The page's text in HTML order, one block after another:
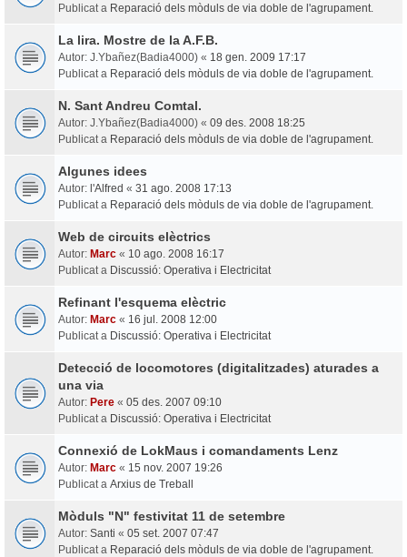
Publicat a Reparació dels mòduls de via doble de l'agrupament.
La lira. Mostre de la A.F.B.
Autor: J.Ybañez(Badia4000) « 18 gen. 2009 17:17
Publicat a Reparació dels mòduls de via doble de l'agrupament.
N. Sant Andreu Comtal.
Autor: J.Ybañez(Badia4000) « 09 des. 2008 18:25
Publicat a Reparació dels mòduls de via doble de l'agrupament.
Algunes idees
Autor: l'Alfred « 31 ago. 2008 17:13
Publicat a Reparació dels mòduls de via doble de l'agrupament.
Web de circuits elèctrics
Autor: Marc « 10 ago. 2008 16:17
Publicat a Discussió: Operativa i Electricitat
Refinant l'esquema elèctric
Autor: Marc « 16 jul. 2008 12:00
Publicat a Discussió: Operativa i Electricitat
Detecció de locomotores (digitalitzades) aturades a
una via
Autor: Pere « 05 des. 2007 09:10
Publicat a Discussió: Operativa i Electricitat
Connexió de LokMaus i comandaments Lenz
Autor: Marc « 15 nov. 2007 19:26
Publicat a Arxius de Treball
Mòduls "N" festivitat 11 de setembre
Autor: Santi « 05 set. 2007 07:47
Publicat a Reparació dels mòduls de via doble de l'agrupament.